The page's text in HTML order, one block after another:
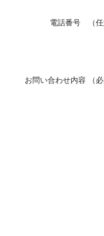
電話番号 （任
お問い合わせ内容 （